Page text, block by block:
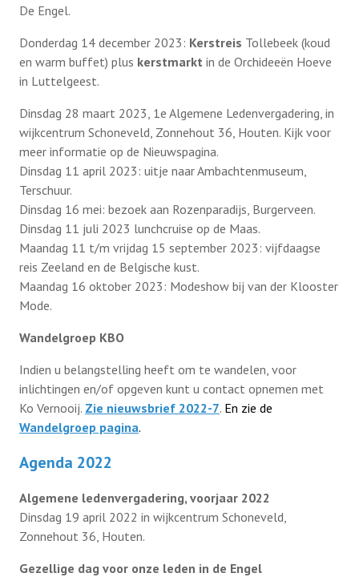
De Engel.
Donderdag 14 december 2023: Kerstreis Tollebeek (koud
en warm buffet) plus kerstmarkt in de Orchideeën Hoeve
in Luttelgeest.
Dinsdag 28 maart 2023, 1e Algemene Ledenvergadering, in
wijkcentrum Schoneveld, Zonnehout 36, Houten. Kijk voor
meer informatie op de Nieuwspagina.
Dinsdag 11 april 2023: uitje naar Ambachtenmuseum,
Terschuur.
Dinsdag 16 mei: bezoek aan Rozenparadijs, Burgerveen.
Dinsdag 11 juli 2023 lunchcruise op de Maas.
Maandag 11 t/m vrijdag 15 september 2023: vijfdaagse
reis Zeeland en de Belgische kust.
Maandag 16 oktober 2023: Modeshow bij van der Klooster
Mode.
Wandelgroep KBO
Indien u belangstelling heeft om te wandelen, voor
inlichtingen en/of opgeven kunt u contact opnemen met
Ko Vernooij. Zie nieuwsbrief 2022-7. En zie de
Wandelgroep pagina.
Agenda 2022
Algemene ledenvergadering, voorjaar 2022
Dinsdag 19 april 2022 in wijkcentrum Schoneveld,
Zonnehout 36, Houten.
Gezellige dag voor onze leden in de Engel